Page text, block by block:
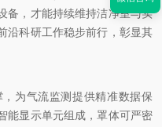
备，才能持续维持洁净室与实
沿科研工作稳步前行，彰显其
为气流监测提供精准数据保
能显示单元组成，罩体可严密